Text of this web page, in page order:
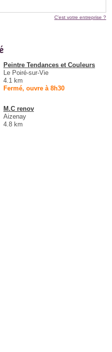
C'est votre entreprise ?
Peintre Tendances et Couleurs
Le Poiré-sur-Vie
4.1 km
Fermé, ouvre à 8h30
M.C renov
Aizenay
4.8 km